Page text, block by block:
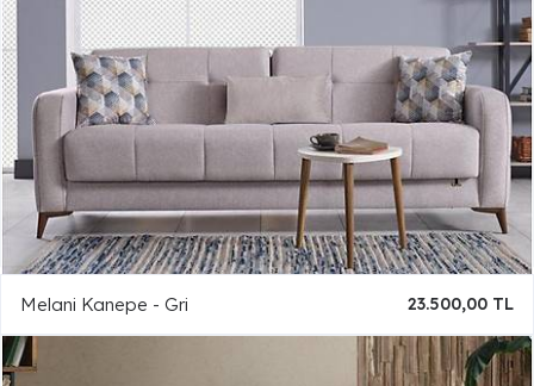
Melani Kanepe - Gri 23.500,00 TL